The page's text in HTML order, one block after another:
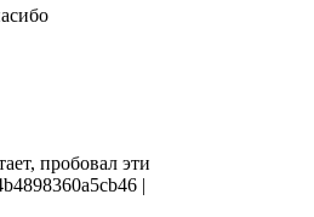
пробовал эти
|